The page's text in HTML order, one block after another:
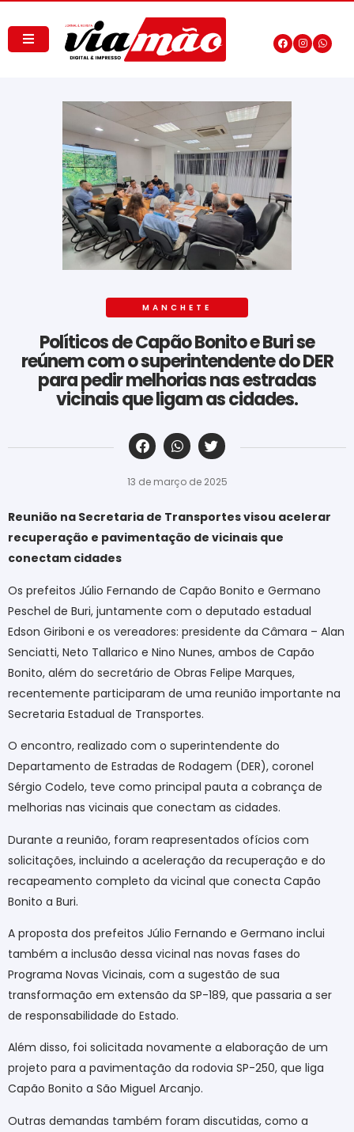
MANCHETE
Políticos de Capão Bonito e Buri se
reúnem com o superintendente do DER
para pedir melhorias nas estradas
vicinais que ligam as cidades.
‎ ‎ ‎ ‎ ‎ ‎ ‎ ‎ ‎ ‎ ‎ ‎ ‎ ‎ ‎ ‎ ‎ ‎ ‎ ‎ ‎ ‎ ‎ ‎ ‎ ‎ ‎ ‎ ‎ ‎ ‎
13 de março de 2025
Reunião na Secretaria de Transportes visou acelerar
recuperação e pavimentação de vicinais que
conectam cidades
Os prefeitos Júlio Fernando de Capão Bonito e Germano
Peschel de Buri, juntamente com o deputado estadual
Edson Giriboni e os vereadores: presidente da Câmara – Alan
Senciatti, Neto Tallarico e Nino Nunes, ambos de Capão
Bonito, além do secretário de Obras Felipe Marques,
recentemente participaram de uma reunião importante na
Secretaria Estadual de Transportes.
O encontro, realizado com o superintendente do
Departamento de Estradas de Rodagem (DER), coronel
Sérgio Codelo, teve como principal pauta a cobrança de
melhorias nas vicinais que conectam as cidades.
Durante a reunião, foram reapresentados ofícios com
solicitações, incluindo a aceleração da recuperação e do
recapeamento completo da vicinal que conecta Capão
Bonito a Buri.
A proposta dos prefeitos Júlio Fernando e Germano inclui
também a inclusão dessa vicinal nas novas fases do
Programa Novas Vicinais, com a sugestão de sua
transformação em extensão da SP-189, que passaria a ser
de responsabilidade do Estado.
Além disso, foi solicitada novamente a elaboração de um
projeto para a pavimentação da rodovia SP-250, que liga
Capão Bonito a São Miguel Arcanjo.
Outras demandas também foram discutidas, como a